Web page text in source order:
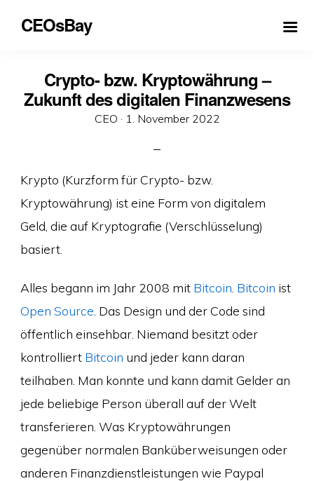
CEOsBay
Crypto- bzw. Kryptowährung –
Zukunft des digitalen Finanzwesens
CEO · Veröffentlicht
1. November 2022
Krypto (Kurzform für Crypto- bzw.
Kryptowährung) ist eine Form von digitalem
Geld, die auf Kryptografie (Verschlüsselung)
basiert.
Alles begann im Jahr 2008 mit Bitcoin Bitcoin ist
Open Source . Das Design und der Code sind
öffentlich einsehbar. Niemand besitzt oder
kontrolliert Bitcoin und jeder kann daran
teilhaben. Man konnte und kann damit Gelder an
jede beliebige Person überall auf der Welt
transferieren. Was Kryptowährungen
gegenüber normalen Banküberweisungen oder
anderen Finanzdienstleistungen wie Paypal